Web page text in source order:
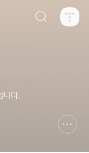
니다.